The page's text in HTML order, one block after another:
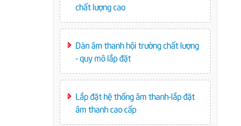
chất lượng cao
Dàn âm thanh hội trường chất lượng
- quy mô lắp đặt
Lắp đặt hệ thống âm thanh-lắp đặt
âm thanh cao cấp